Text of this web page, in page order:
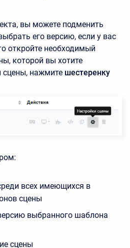
вы можете подменить
его версию, если у вас
откройте необходимый
которой вы хотите
сцены, нажмите шестеренку
всех имеющихся в
сцены
выбранного шаблона
сцены